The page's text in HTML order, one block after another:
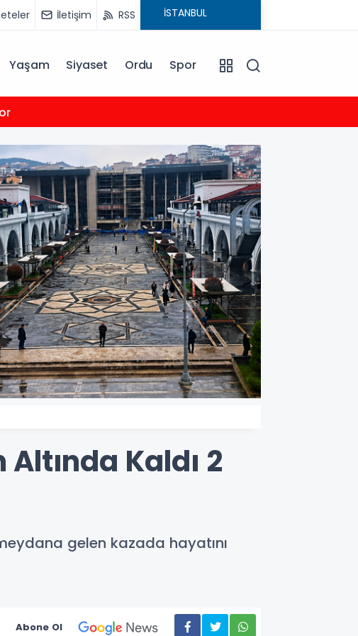
İletişim RSS
Yaşam Siyaset Ordu Spor
Açıkladı
Kaldı 2
gelen kazada hayatını
Abone Ol